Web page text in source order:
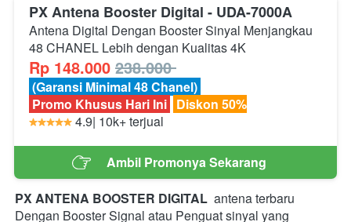
PX Antena Booster Digital - UDA-7000A
Antena Digital Dengan Booster Sinyal Menjangkau
48 CHANEL Lebih dengan Kualitas 4K
Rp 148.000 238.000
(Garansi Minimal 48 Chanel)
Promo Khusus Hari Ini Diskon 50%
4.9| 10k+ terjual
`
‎ ‎ ‎ Ambil Promonya Sekarang ‎ ‎ ‎
PX ANTENA BOOSTER DIGITAL antena terbaru